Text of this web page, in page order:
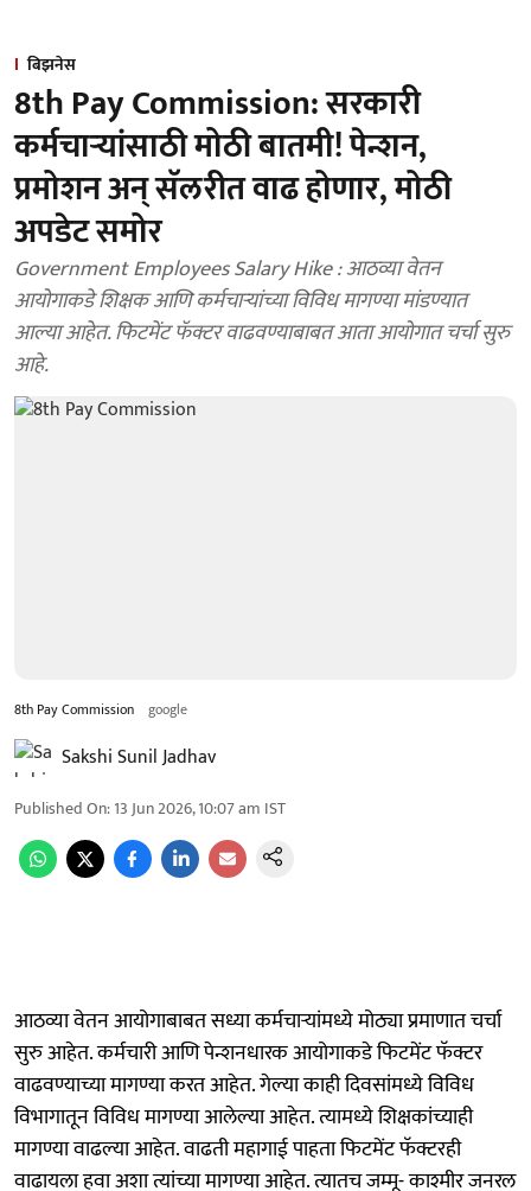
बिझनेस
8th Pay Commission: सरकारी
कर्मचाऱ्यांसाठी मोठी बातमी! पेन्शन,
प्रमोशन अन् सॅलरीत वाढ होणार, मोठी
अपडेट समोर
Government Employees Salary Hike : आठव्या वेतन
आयोगाकडे शिक्षक आणि कर्मचाऱ्यांच्या विविध मागण्या मांडण्यात
आल्या आहेत. फिटमेंट फॅक्टर वाढवण्याबाबत आता आयोगात चर्चा सुरु
आहे.
8th Pay Commission google
Sakshi Sunil Jadhav
Published On:13 Jun 2026, 10:07 am IST
आठव्या वेतन आयोगाबाबत सध्या कर्मचाऱ्यांमध्ये मोठ्या प्रमाणात चर्चा
सुरु आहेत. कर्मचारी आणि पेन्शनधारक आयोगाकडे फिटमेंट फॅक्टर
वाढवण्याच्या मागण्या करत आहेत. गेल्या काही दिवसांमध्ये विविध
विभागातून विविध मागण्या आलेल्या आहेत. त्यामध्ये शिक्षकांच्याही
मागण्या वाढल्या आहेत. वाढती महागाई पाहता फिटमेंट फॅक्टरही
वाढायला हवा अशा त्यांच्या मागण्या आहेत. त्यातच जम्मू- काश्मीर जनरल